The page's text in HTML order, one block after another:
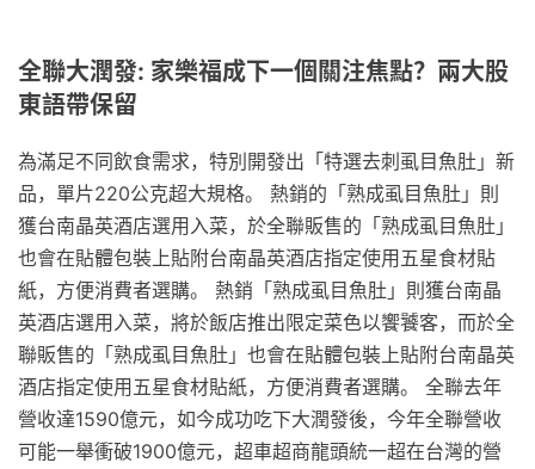
全聯大潤發: 家樂福成下一個關注焦點？兩大股
東語帶保留
為滿足不同飲食需求，特別開發出「特選去刺虱目魚肚」新
品，單片220公克超大規格。 熱銷的「熟成虱目魚肚」則
獲台南晶英酒店選用入菜，於全聯販售的「熟成虱目魚肚」
也會在貼體包裝上貼附台南晶英酒店指定使用五星食材貼
紙，方便消費者選購。 熱銷「熟成虱目魚肚」則獲台南晶
英酒店選用入菜，將於飯店推出限定菜色以饗饕客，而於全
聯販售的「熟成虱目魚肚」也會在貼體包裝上貼附台南晶英
酒店指定使用五星食材貼紙，方便消費者選購。 全聯去年
營收達1590億元，如今成功吃下大潤發後，今年全聯營收
可能一舉衝破1900億元，超車超商龍頭統一超在台灣的營